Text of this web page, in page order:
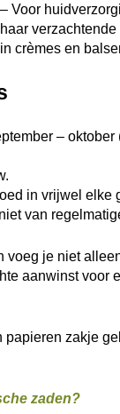
– Voor
haar
in crèmes en
–
in vrijwel elke
van
je niet
aanwinst voor
zakje
zaden?